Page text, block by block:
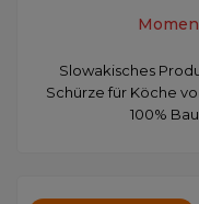
Slowakisches
Schürze für Köche
100%